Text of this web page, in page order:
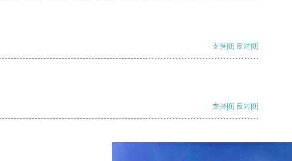
支持[0] 反对[0]
支持[0] 反对[0]